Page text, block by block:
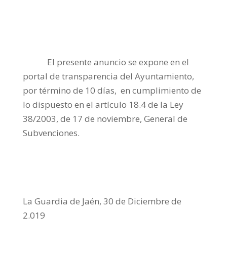
El presente anuncio se expone en el
portal de transparencia del Ayuntamiento,
por término de 10 días, en cumplimiento de
lo dispuesto en el artículo 18.4 de la Ley
38/2003, de 17 de noviembre, General de
Subvenciones.
La Guardia de Jaén, 30 de Diciembre de
2.019